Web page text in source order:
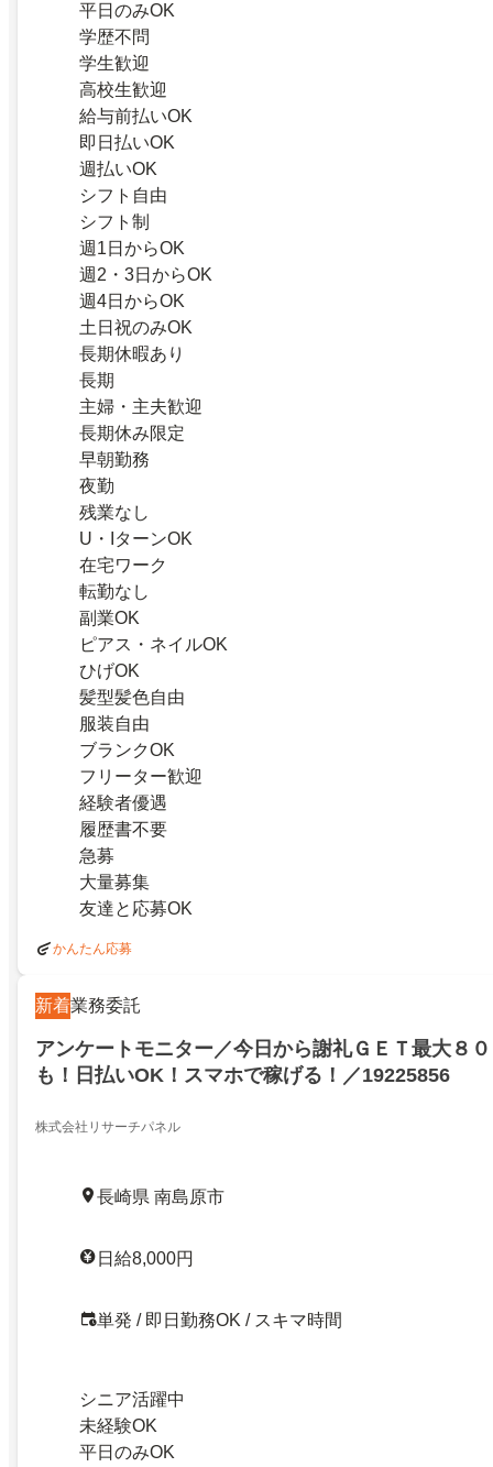
平日のみOK
学歴不問
学生歓迎
高校生歓迎
給与前払いOK
即日払いOK
週払いOK
シフト自由
シフト制
週1日からOK
週2・3日からOK
週4日からOK
土日祝のみOK
長期休暇あり
長期
主婦・主夫歓迎
長期休み限定
早朝勤務
夜勤
残業なし
U・IターンOK
在宅ワーク
転勤なし
副業OK
ピアス・ネイルOK
ひげOK
髪型髪色自由
服装自由
ブランクOK
フリーター歓迎
経験者優遇
履歴書不要
急募
大量募集
友達と応募OK
かんたん応募
新着業務委託
アンケートモニター／今日から謝礼ＧＥＴ最大８
も！日払いOK！スマホで稼げる！／19225856
株式会社リサーチパネル
長崎県 南島原市
日給8,000円
単発 / 即日勤務OK / スキマ時間
シニア活躍中
未経験OK
平日のみOK